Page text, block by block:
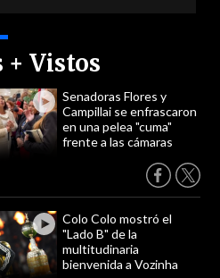
+ Vistos
Senadoras Flores y
Campillai se enfrascaron
en una pelea "cuma"
frente a las cámaras
Colo Colo mostró el
"Lado B" de la
multitudinaria
bienvenida a Vozinha